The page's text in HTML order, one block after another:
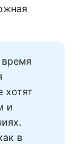
хотят
и
в